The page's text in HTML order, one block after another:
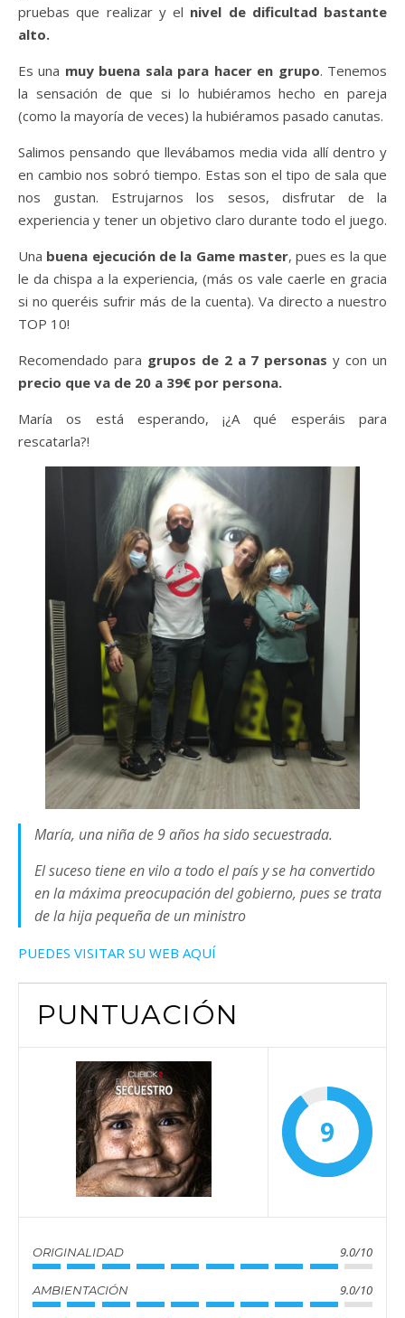
pruebas que realizar y el nivel de dificultad bastante
alto.
Es una muy buena sala para hacer en grupo. Tenemos
la sensación de que si lo hubiéramos hecho en pareja
(como la mayoría de veces) la hubiéramos pasado canutas.
Salimos pensando que llevábamos media vida allí dentro y
en cambio nos sobró tiempo. Estas son el tipo de sala que
nos gustan. Estrujarnos los sesos, disfrutar de la
experiencia y tener un objetivo claro durante todo el juego.
Una buena ejecución de la Game master, pues es la que
le da chispa a la experiencia, (más os vale caerle en gracia
si no queréis sufrir más de la cuenta). Va directo a nuestro
TOP 10!
Recomendado para grupos de 2 a 7 personas y con un
precio que va de 20 a 39€ por persona.
María os está esperando, ¡¿A qué esperáis para
rescatarla?!
María, una niña de 9 años ha sido secuestrada.
El suceso tiene en vilo a todo el país y se ha convertido
en la máxima preocupación del gobierno, pues se trata
de la hija pequeña de un ministro
PUEDES VISITAR SU WEB AQUÍ
PUNTUACIÓN
9
ORIGINALIDAD 9.0/10
AMBIENTACIÓN 9.0/10